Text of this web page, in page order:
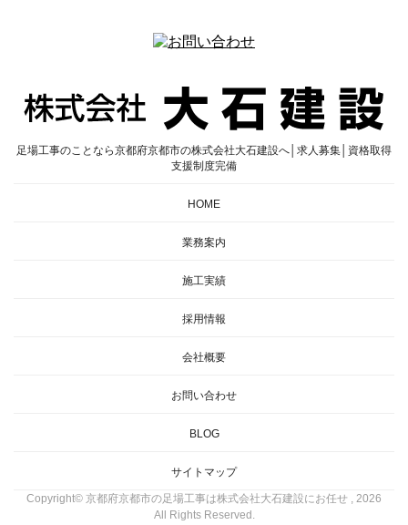
足場工事のことなら京都府京都市の株式会社大石建設へ│求人募集│資格取得
支援制度完備
HOME
業務案内
施工実績
採用情報
会社概要
お問い合わせ
BLOG
サイトマップ
Copyright© 京都府京都市の足場工事は株式会社大石建設にお任せ , 2026
All Rights Reserved.